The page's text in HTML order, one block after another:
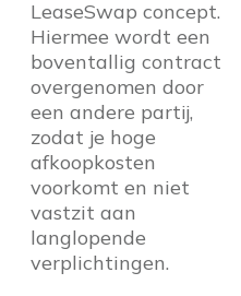
LeaseSwap concept.
Hiermee wordt een
boventallig contract
overgenomen door
een andere partij,
zodat je hoge
afkoopkosten
voorkomt en niet
vastzit aan
langlopende
verplichtingen.